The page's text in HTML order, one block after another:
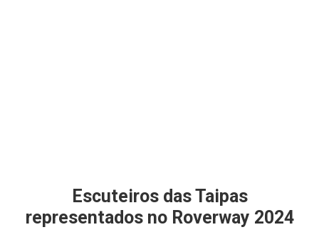
Escuteiros das Taipas
representados no Roverway 2024